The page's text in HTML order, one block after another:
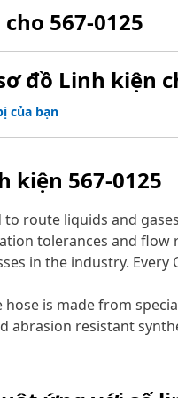
567-0125
đồ Linh kiện
của bạn
kiện 567-0125
to route liquids and
tolerances and
in the industry.
is made from
abrasion resistant